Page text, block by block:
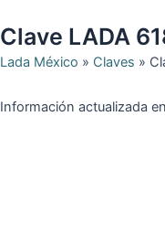
Clave LADA
Lada México » Claves »
Información actualizada